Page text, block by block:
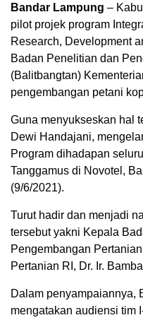
Bandar Lampung –
pilot projek program
Research, Development
Badan Penelitian dan
(Balitbangtan)
pengembangan petani
Guna menyukseskan hal
Dewi Handajani,
Program dihadapan
Tanggamus di Novotel,
(9/6/2021).
Turut hadir dan menjadi
tersebut yakni Kepala
Pengembangan
Pertanian RI, Dr. Ir.
Dalam penyampaiannya,
mengatakan audiensi tim